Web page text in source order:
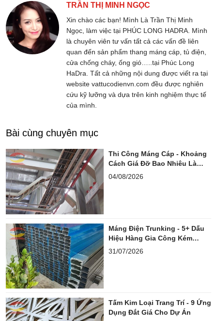
TRẦN THỊ MINH NGỌC
Xin chào các bạn! Mình Là Trần Thị Minh
Ngọc, làm việc tại PHÚC LONG HADRA. Mình
là chuyên viên tư vấn tất cả các vấn đề liên
quan đến sản phẩm thang máng cáp, tủ điện,
cửa chống cháy, ống gió…..tại Phúc Long
HaDra. Tất cả những nội dung được viết ra tại
website vattucodienvn.com đều được nghiên
cứu kỹ lưỡng và dựa trên kinh nghiệm thực tế
của mình.
Bài cùng chuyên mục
Thi Công Máng Cáp - Khoảng
Cách Giá Đỡ Bao Nhiêu Là
Chuẩn?
04/08/2026
Máng Điện Trunking - 5+ Dấu
Hiệu Hàng Gia Công Kém
Chuẩn
31/07/2026
Tấm Kim Loại Trang Trí - 9 Ứng
Dụng Đắt Giá Cho Dự Án